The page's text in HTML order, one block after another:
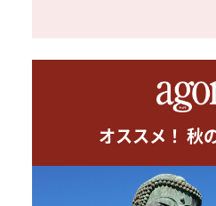
オススメ！ 秋